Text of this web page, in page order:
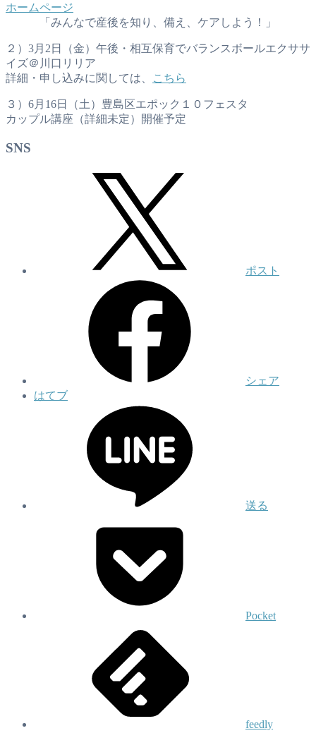
ホームページ
「みんなで産後を知り、備え、ケアしよう！」
２）3月2日（金）午後・相互保育でバランスボールエクササ
イズ＠川口リリア
詳細・申し込みに関しては、
こちら
３）6月16日（土）豊島区エポック１０フェスタ
カップル講座（詳細未定）開催予定
SNS
ポスト
シェア
はてブ
送る
Pocket
feedly